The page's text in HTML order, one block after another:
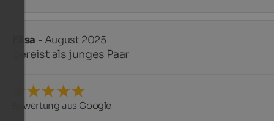
Elisa - August 2025
gereist als junges Paar
Bewertung aus Google